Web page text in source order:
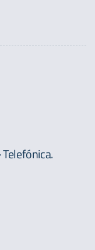
Telefónica.